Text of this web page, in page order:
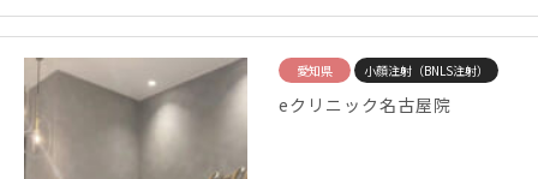
愛知県 小顔注射（BNLS注射）
eクリニック名古屋院